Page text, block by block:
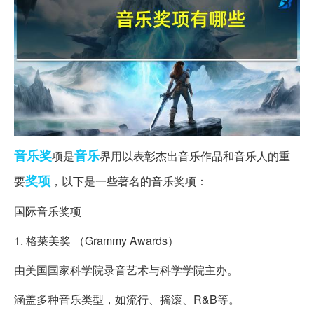
音乐奖项是音乐界用以表彰杰出音乐作品和音乐人的重
要奖项 ，以下是一些著名的音乐奖项：
国际音乐奖项
1. 格莱美奖 （Grammy Awards）
由美国国家科学院录音艺术与科学学院主办。
涵盖多种音乐类型，如流行、摇滚、R&B等。